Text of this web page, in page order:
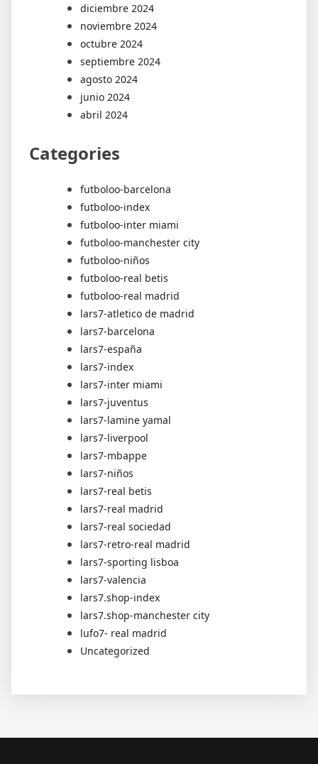
diciembre 2024
noviembre 2024
octubre 2024
septiembre 2024
agosto 2024
junio 2024
abril 2024
Categories
futboloo-barcelona
futboloo-index
futboloo-inter miami
futboloo-manchester city
futboloo-niños
futboloo-real betis
futboloo-real madrid
lars7-atletico de madrid
lars7-barcelona
lars7-españa
lars7-index
lars7-inter miami
lars7-juventus
lars7-lamine yamal
lars7-liverpool
lars7-mbappe
lars7-niños
lars7-real betis
lars7-real madrid
lars7-real sociedad
lars7-retro-real madrid
lars7-sporting lisboa
lars7-valencia
lars7.shop-index
lars7.shop-manchester city
lufo7- real madrid
Uncategorized